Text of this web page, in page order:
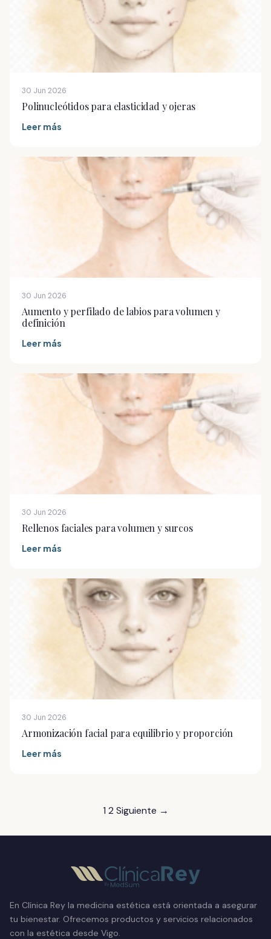
30 Jun 2026
Polinucleótidos para elasticidad y ojeras
Leer más
30 Jun 2026
Aumento y perfilado de labios para volumen y
definición
Leer más
30 Jun 2026
Rellenos faciales para volumen y surcos
Leer más
30 Jun 2026
Armonización facial para equilibrio y proporción
Leer más
1 2 Siguiente →
En Clínica Rey la medicina estética está orientada a asegurar
tu bienestar. Ofrecemos productos y servicios relacionados
con la estética desde Vigo.